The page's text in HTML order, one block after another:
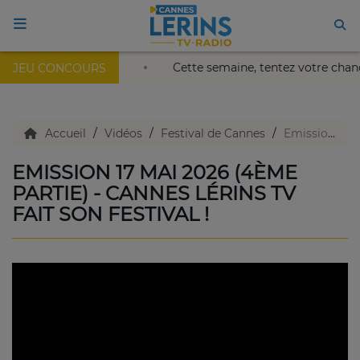
JEU CONCOURS
Nikaïa de Nice ! Cette semaine, tentez votre
TV en direct
Replay TV
Accueil Vidéos Festival de Cannes Emission 17 mai 2026 (4ème partie) - Cannes Lérins TV fait son festival !
EMISSION 17 MAI 2026 (4ÈME
PARTIE) - CANNES LÉRINS TV
FAIT SON FESTIVAL !